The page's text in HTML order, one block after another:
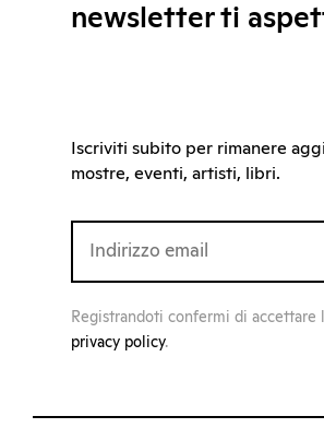
newsletter ti
Iscriviti subito per rimanere
mostre, eventi, artisti, libri.
Registrandoti confermi di accettare
privacy policy.